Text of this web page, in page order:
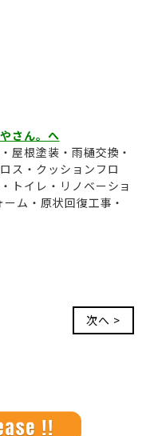
さん。へ
屋根塗装・雨樋交換・
ス・クッションフロ
トイレ・リノベーショ
ム・原状回復工事・
次へ >